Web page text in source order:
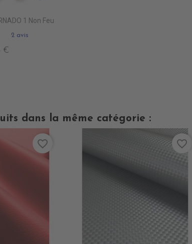
1 Non Feu
2 avis
€
dans la même catégorie :
favorite_border favorite_border